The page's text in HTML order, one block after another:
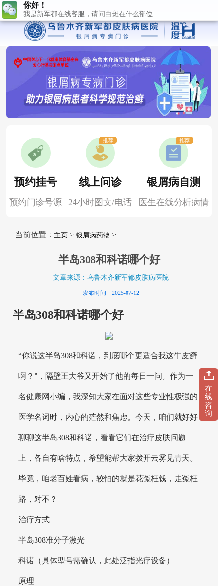
预约挂号
预约门诊号源
线上问诊
24小时图文/电话
推荐
银屑病自测
医生在线分析病情
推荐
当前位置： 主页> 银屑病药物 >
半岛308和科诺哪个好
文章来源：乌鲁木齐新军都皮肤病医院
发布时间：2025-07-12
半岛308和科诺哪个好
“你说这半岛308和科诺，到底哪个更适合我这牛皮癣
啊？”，隔壁王大爷又开始了他的每日一问。作为一
名健康网小编，我深知大家在面对这些专业性极强的
医学名词时，内心的茫然和焦虑。今天，咱们就好好
聊聊这半岛308和科诺，看看它们在治疗皮肤问题
上，各自有啥特点，希望能帮大家拨开云雾见青天。
毕竟，咱老百姓看病，较怕的就是花冤枉钱，走冤枉
路，对不？
治疗方式
半岛308准分子激光
科诺（具体型号需确认，此处泛指光疗设备）
原理
在
线
咨
询